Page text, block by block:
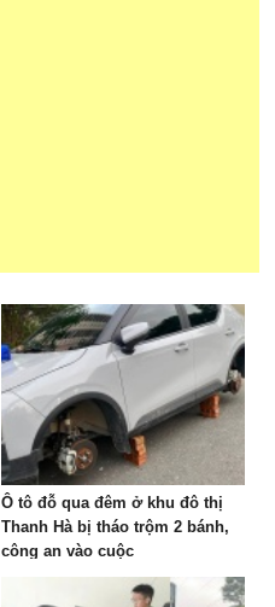
Ô tô đỗ qua đêm ở khu đô thị
Thanh Hà bị tháo trộm 2 bánh,
công an vào cuộc